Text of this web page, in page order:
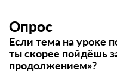
Опрос
Если тема на уроке
ты скорее пойдёшь
продолжением»?